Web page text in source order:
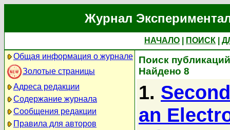
Журнал
НАЧАЛО ПОИСК
Общая информация о журнале
Золотые страницы
Адреса редакции
Содержание журнала
Сообщения редакции
Правила для авторов
Поиск
Найдено 8
1.
an